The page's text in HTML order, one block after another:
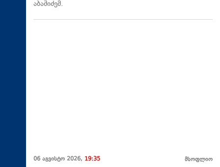
აბაშიძემ.
06 აგვისტო 2026, 19:35 მსოფლიო